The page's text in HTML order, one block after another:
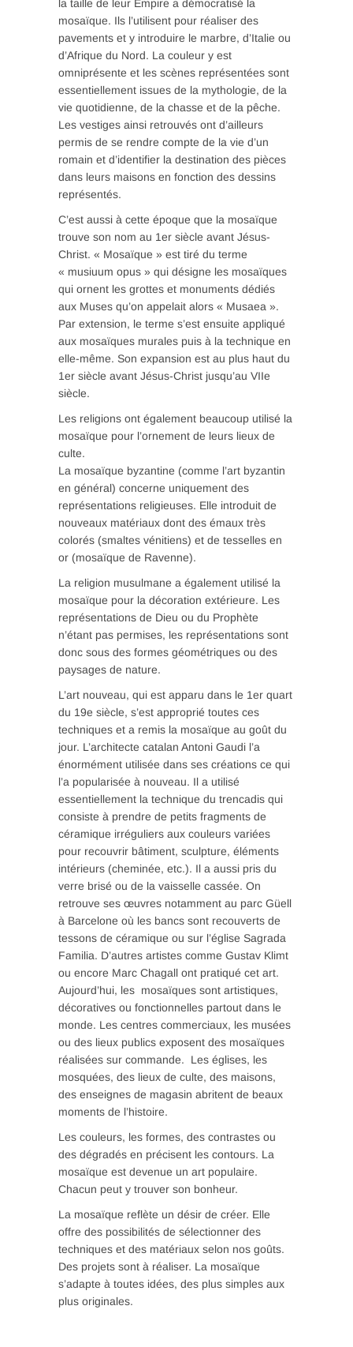
la taille de leur Empire a démocratisé la
mosaïque. Ils l’utilisent pour réaliser des
pavements et y introduire le marbre, d’Italie ou
d’Afrique du Nord. La couleur y est
omniprésente et les scènes représentées sont
essentiellement issues de la mythologie, de la
vie quotidienne, de la chasse et de la pêche.
Les vestiges ainsi retrouvés ont d’ailleurs
permis de se rendre compte de la vie d’un
romain et d’identifier la destination des pièces
dans leurs maisons en fonction des dessins
représentés.
C’est aussi à cette époque que la mosaïque
trouve son nom au 1er siècle avant Jésus-
Christ. « Mosaïque » est tiré du terme
« musiuum opus » qui désigne les mosaïques
qui ornent les grottes et monuments dédiés
aux Muses qu’on appelait alors « Musaea ».
Par extension, le terme s’est ensuite appliqué
aux mosaïques murales puis à la technique en
elle-même. Son expansion est au plus haut du
1er siècle avant Jésus-Christ jusqu’au VIIe
siècle.
Les religions ont également beaucoup utilisé la
mosaïque pour l’ornement de leurs lieux de
culte.
La mosaïque byzantine (comme l’art byzantin
en général) concerne uniquement des
représentations religieuses. Elle introduit de
nouveaux matériaux dont des émaux très
colorés (smaltes vénitiens) et de tesselles en
or (mosaïque de Ravenne).
La religion musulmane a également utilisé la
mosaïque pour la décoration extérieure. Les
représentations de Dieu ou du Prophète
n’étant pas permises, les représentations sont
donc sous des formes géométriques ou des
paysages de nature.
L’art nouveau, qui est apparu dans le 1er quart
du 19e siècle, s’est approprié toutes ces
techniques et a remis la mosaïque au goût du
jour. L’architecte catalan Antoni Gaudi l’a
énormément utilisée dans ses créations ce qui
l’a popularisée à nouveau. Il a utilisé
essentiellement la technique du trencadis qui
consiste à prendre de petits fragments de
céramique irréguliers aux couleurs variées
pour recouvrir bâtiment, sculpture, éléments
intérieurs (cheminée, etc.). Il a aussi pris du
verre brisé ou de la vaisselle cassée. On
retrouve ses œuvres notamment au parc Güell
à Barcelone où les bancs sont recouverts de
tessons de céramique ou sur l’église Sagrada
Familia. D’autres artistes comme Gustav Klimt
ou encore Marc Chagall ont pratiqué cet art.
Aujourd’hui, les mosaïques sont artistiques,
décoratives ou fonctionnelles partout dans le
monde. Les centres commerciaux, les musées
ou des lieux publics exposent des mosaïques
réalisées sur commande. Les églises, les
mosquées, des lieux de culte, des maisons,
des enseignes de magasin abritent de beaux
moments de l’histoire.
Les couleurs, les formes, des contrastes ou
des dégradés en précisent les contours. La
mosaïque est devenue un art populaire.
Chacun peut y trouver son bonheur.
La mosaïque reflète un désir de créer. Elle
offre des possibilités de sélectionner des
techniques et des matériaux selon nos goûts.
Des projets sont à réaliser. La mosaïque
s’adapte à toutes idées, des plus simples aux
plus originales.